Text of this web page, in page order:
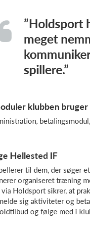
”Holdsport
meget
spillere.”
klubben bruger
Hellested IF
til dem, der søger
organiseret træning
Holdsport sikrer, at
sig aktiviteter og
og følge med i